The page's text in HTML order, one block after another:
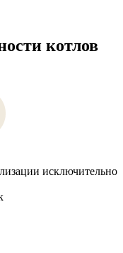
котлов
исключительно